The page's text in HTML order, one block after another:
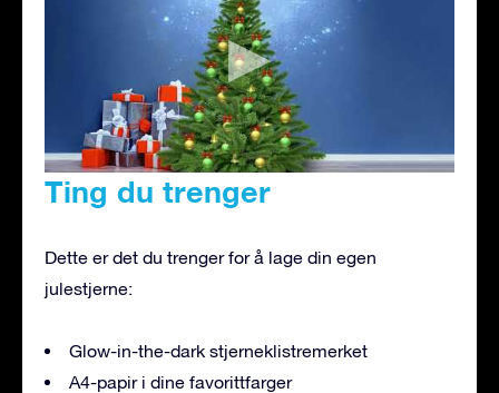
Ting du trenger
Dette er det du trenger for å lage din egen
julestjerne:
Glow-in-the-dark stjerneklistremerket
A4-papir i dine favorittfarger